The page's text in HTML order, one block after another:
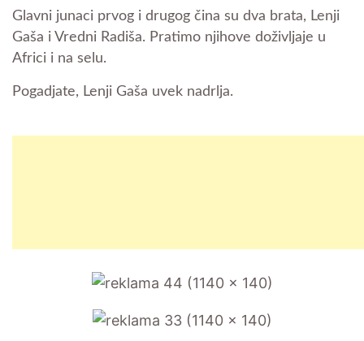
Glavni junaci prvog i drugog čina su dva brata, Lenji
Gaša i Vredni Radiša. Pratimo njihove doživljaje u
Africi i na selu.
Pogadjate, Lenji Gaša uvek nadrlja.